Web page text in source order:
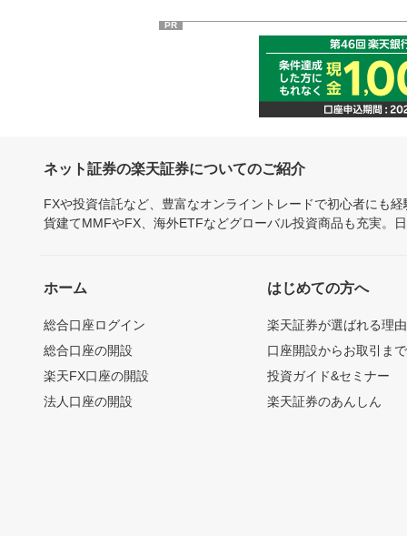
PR
ネット証券の楽天証券についてのご紹介
FXや投資信託など、豊富なオンライントレードで初心者にも
貨建てMMFやFX、海外ETFなどグローバル投資商品も充実。
ホーム
総合口座ログイン
総合口座の開設
楽天FX口座の開設
法人口座の開設
はじめての方へ
楽天証券が選ばれる理由
口座開設からお取引ま
投資ガイド&セミナー
楽天証券のあんしん